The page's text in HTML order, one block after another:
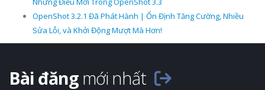
OpenShot 3.2.1 Đã Phát Hành | Ổn Định Tăng Cường, Nhiều
Sửa Lỗi, và Khởi Động Mượt Mà Hơn!
Bài đăng mới nhất